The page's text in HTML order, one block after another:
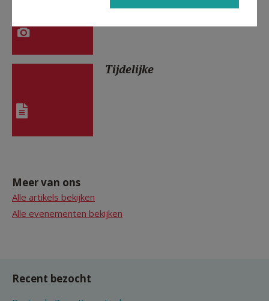
Tijdelijke
Meer van ons
Alle artikels bekijken
Alle evenementen bekijken
Recent bezocht